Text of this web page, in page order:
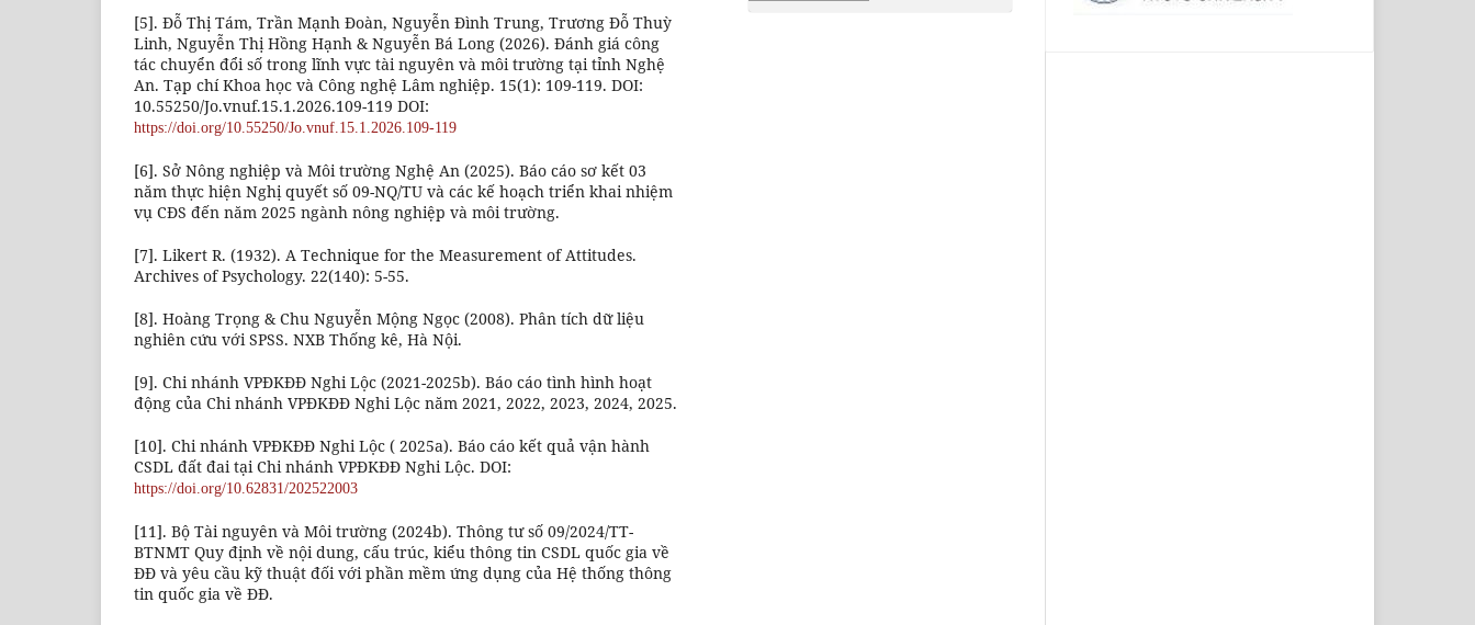
[5]. Đỗ Thị Tám, Trần Mạnh Đoàn, Nguyễn Đình Trung, Trương Đỗ Thuỳ
Linh, Nguyễn Thị Hồng Hạnh & Nguyễn Bá Long (2026). Đánh giá công
tác chuyển đổi số trong lĩnh vực tài nguyên và môi trường tại tỉnh Nghệ
An. Tạp chí Khoa học và Công nghệ Lâm nghiệp. 15(1): 109-119. DOI:
10.55250/Jo.vnuf.15.1.2026.109-119 DOI:
https://doi.org/10.55250/Jo.vnuf.15.1.2026.109-119
[6]. Sở Nông nghiệp và Môi trường Nghệ An (2025). Báo cáo sơ kết 03
năm thực hiện Nghị quyết số 09-NQ/TU và các kế hoạch triển khai nhiệm
vụ CĐS đến năm 2025 ngành nông nghiệp và môi trường.
[7]. Likert R. (1932). A Technique for the Measurement of Attitudes.
Archives of Psychology. 22(140): 5-55.
[8]. Hoàng Trọng & Chu Nguyễn Mộng Ngọc (2008). Phân tích dữ liệu
nghiên cứu với SPSS. NXB Thống kê, Hà Nội.
[9]. Chi nhánh VPĐKĐĐ Nghi Lộc (2021-2025b). Báo cáo tình hình hoạt
động của Chi nhánh VPĐKĐĐ Nghi Lộc năm 2021, 2022, 2023, 2024, 2025.
[10]. Chi nhánh VPĐKĐĐ Nghi Lộc ( 2025a). Báo cáo kết quả vận hành
CSDL đất đai tại Chi nhánh VPĐKĐĐ Nghi Lộc. DOI:
https://doi.org/10.62831/202522003
[11]. Bộ Tài nguyên và Môi trường (2024b). Thông tư số 09/2024/TT-
BTNMT Quy định về nội dung, cấu trúc, kiểu thông tin CSDL quốc gia về
ĐĐ và yêu cầu kỹ thuật đối với phần mềm ứng dụng của Hệ thống thông
tin quốc gia về ĐĐ.